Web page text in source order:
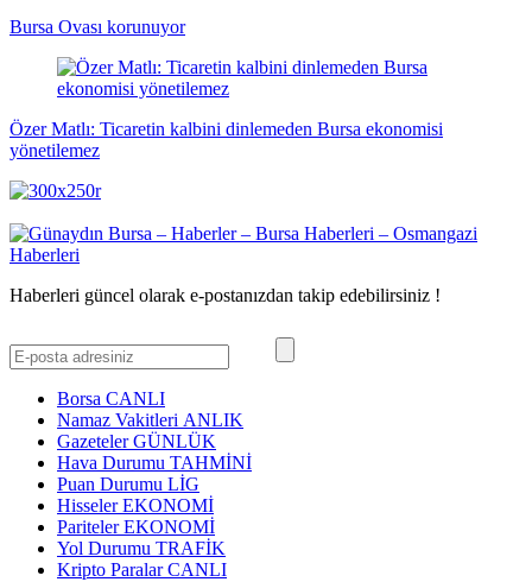
Bursa Ovası korunuyor
Özer Matlı: Ticaretin kalbini dinlemeden Bursa ekonomisi
yönetilemez
Haberleri güncel olarak e-postanızdan takip edebilirsiniz !
Borsa CANLI
Namaz Vakitleri ANLIK
GazetelerGÜNLÜK
Hava Durumu TAHMİNİ
Puan Durumu LİG
HisselerEKONOMİ
ParitelerEKONOMİ
Yol Durumu TRAFİK
Kripto ParalarCANLI